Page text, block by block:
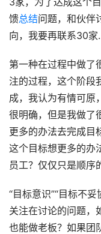
馈总结问题，和伙伴
向，我要再联系30
第一种在过程中做了
注的过程，这个阶段
成，我认为有情可原
很明确，但是我做了
更多的办法去完成目
这个目标想更多的办
员工？仅仅只是顺序
“目标意识”“目标不
关注在讨论的问题，
也能做老板？如果团